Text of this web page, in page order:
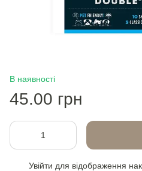
В наявності
45.00 грн
Увійти для відображення